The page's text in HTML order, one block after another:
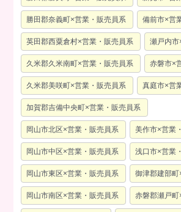
勝田郡奈義町×営業・販売員系 備前市×営
英田郡西粟倉村×営業・販売員系 瀬戸内
久米郡久米南町×営業・販売員系 赤磐市×
久米郡美咲町×営業・販売員系 真庭市×営
加賀郡吉備中央町×営業・販売員系
岡山市北区×営業・販売員系 美作市×営業
岡山市中区×営業・販売員系 浅口市×営業
岡山市東区×営業・販売員系 御津郡建部
岡山市南区×営業・販売員系 赤磐郡瀬戸